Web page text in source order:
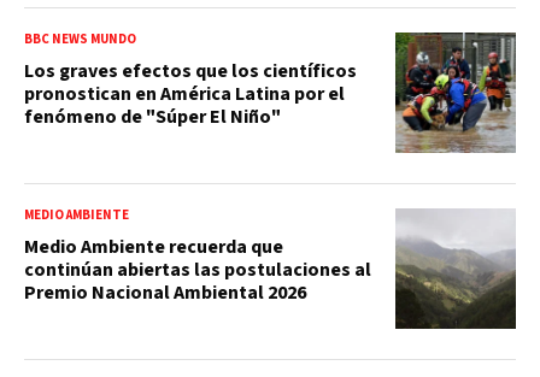
BBC NEWS MUNDO
Los graves efectos que los científicos
pronostican en América Latina por el
fenómeno de "Súper El Niño"
MEDIO AMBIENTE
Medio Ambiente recuerda que
continúan abiertas las postulaciones al
Premio Nacional Ambiental 2026